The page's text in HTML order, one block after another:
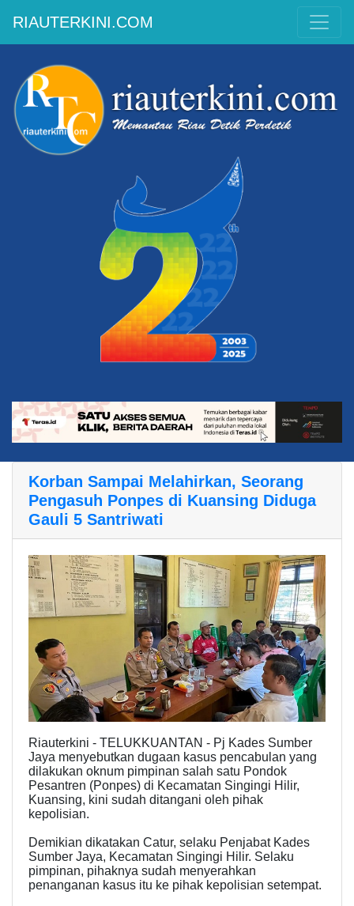
RIAUTERKINI.COM
Korban Sampai Melahirkan, Seorang
Pengasuh Ponpes di Kuansing Diduga
Gauli 5 Santriwati
Riauterkini - TELUKKUANTAN - Pj Kades Sumber
Jaya menyebutkan dugaan kasus pencabulan yang
dilakukan oknum pimpinan salah satu Pondok
Pesantren (Ponpes) di Kecamatan Singingi Hilir,
Kuansing, kini sudah ditangani oleh pihak
kepolisian.
Demikian dikatakan Catur, selaku Penjabat Kades
Sumber Jaya, Kecamatan Singingi Hilir. Selaku
pimpinan, pihaknya sudah menyerahkan
penanganan kasus itu ke pihak kepolisian setempat.